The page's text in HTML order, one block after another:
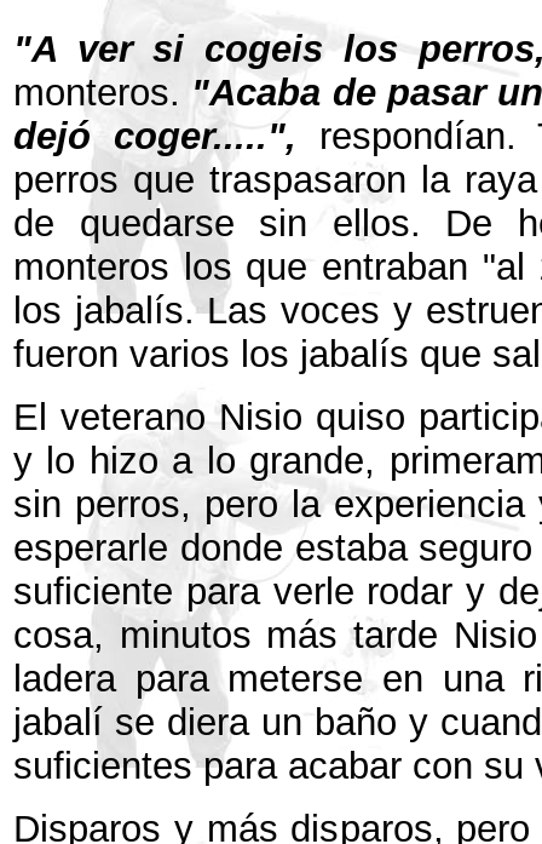
"A ver si cogeis los
monteros. "Acaba de pasar
dejó coger.....",
perros que traspasaron la
de quedarse sin ellos. De
monteros los que entraban
los jabalís. Las voces y
fueron varios los jabalís que
El veterano Nisio quiso
y lo hizo a lo grande,
sin perros, pero la
esperarle donde estaba
suficiente para verle rodar y
cosa, minutos más tarde
ladera para meterse en una
jabalí se diera un baño y
suficientes para acabar con su
Disparos y más disparos,